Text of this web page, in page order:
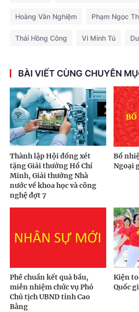
Hoàng Văn Nghiệm Phạm Ngọc
Thái Hồng Công Vi Minh Tú
BÀI VIẾT CÙNG CHUYÊN
Thành lập Hội đồng xét
tặng Giải thưởng Hồ Chí
Minh, Giải thưởng Nhà
nước về khoa học và công
nghệ đợt 7
Bổ
Ngoại
Phê chuẩn kết quả bầu,
miễn nhiệm chức vụ Phó
Chủ tịch UBND tỉnh Cao
Bằng
Kiện
Quốc